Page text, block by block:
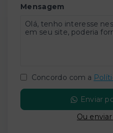
Mensagem
Concordo com a
Enviar
Ou e